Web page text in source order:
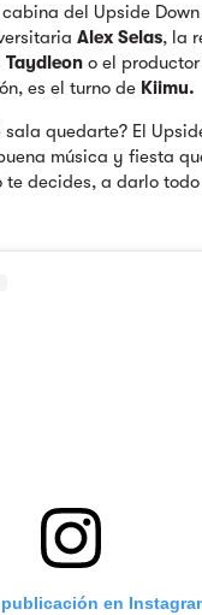
del Upside
Alex Selas, la
Taydleon o el
es el turno de Kiimu.
quedarte? El
música y fiesta
te decides, a darlo
publicación en